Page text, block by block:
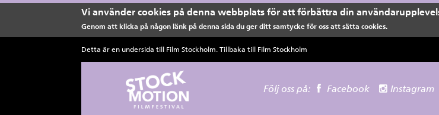
Vi använder cookies på denna webbplats för att förbättra din
Genom att klicka på någon länk på denna sida du ger ditt samtycke för oss att sätta cookies.
Detta är en undersida till Film Stockholm. Tillbaka till Film Stockholm
Följ oss på: Facebook Instagram